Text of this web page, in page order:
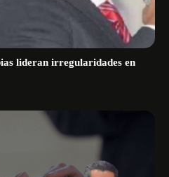
lideran irregularidades en